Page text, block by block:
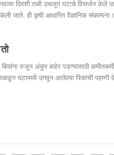
दिवशी तळी उचलून घटाचे विसर्जन केले
जाते. ही कृषी आधारित वैज्ञानिक संकल्पना
रुजून अंकुर बाहेर पडण्यासाठी
घटामध्ये उगवून आलेल्या पिकाची